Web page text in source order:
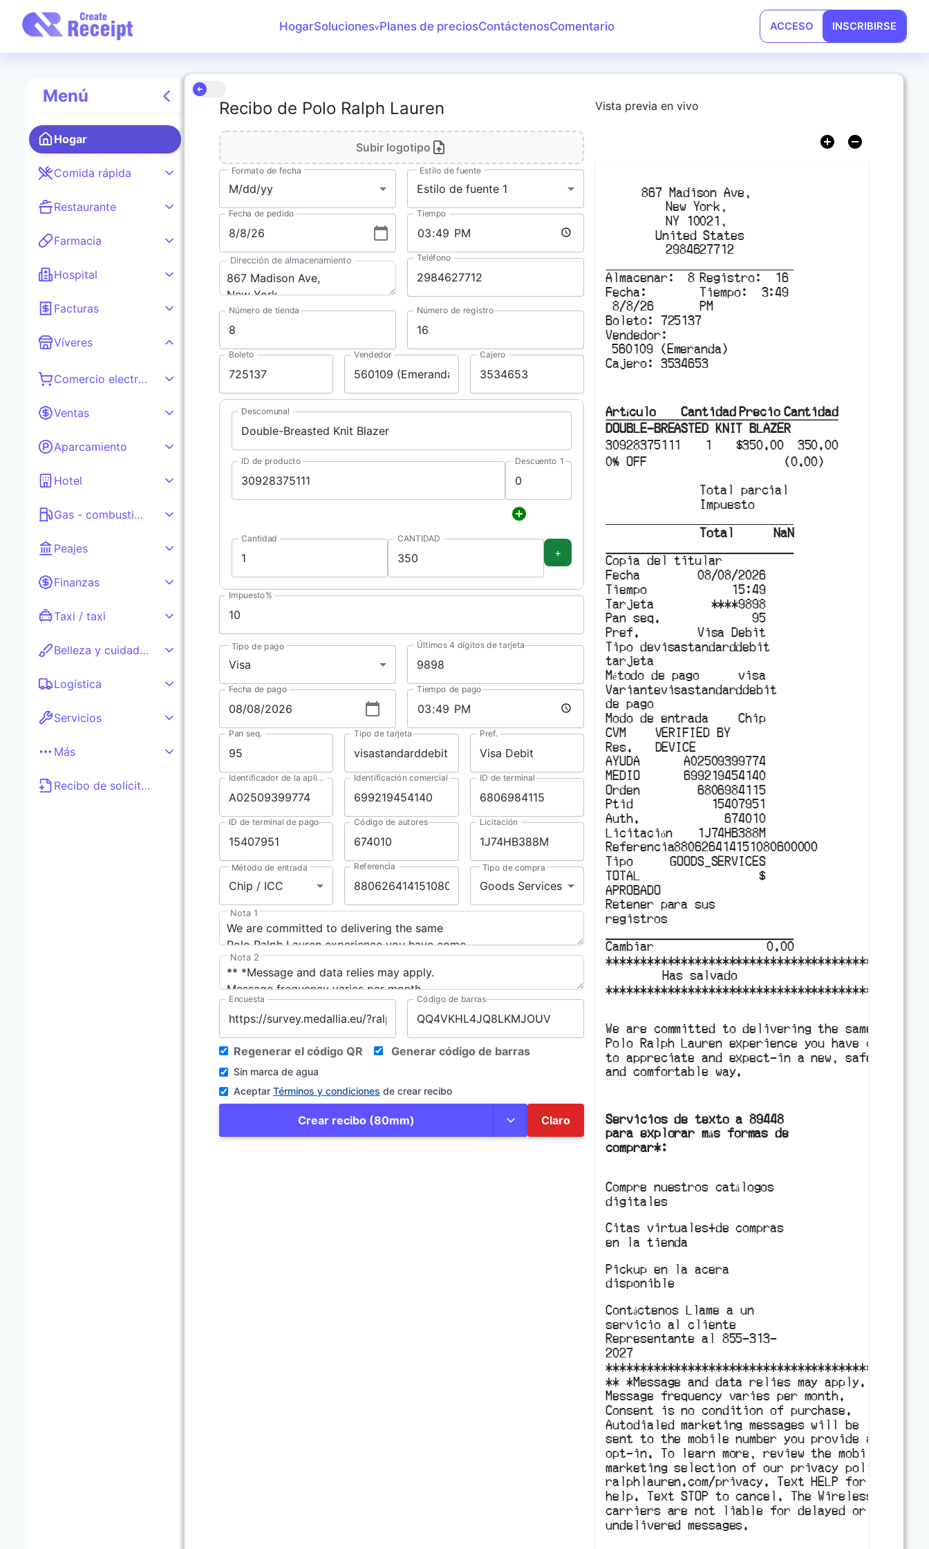
HogarSolucionesv
Generador de
Recibos
Convertidor de
extractos bancarios
Planes de preciosContáctenosComentario ACCESO INSCRIBIRSE
Menú
Hogar
Comida rápida
Restaurante
Farmacia
Hospital
Facturas
Víveres
Comercio electrónico
Ventas
Aparcamiento
Hotel
Gas - combustible
Peajes
Finanzas
Taxi / taxi
Belleza y cuidado personal
Logística
Servicios
Más
Recibo de solicitud
Recibo de Polo Ralph Lauren
Subir logotipo
Formato de fecha
M/dd/yy
Estilo de fuente
Estilo de fuente 1
Fecha de pedido Tiempo
Dirección de almacenamiento Teléfono
Número de tienda Número de registro
Boleto Vendedor Cajero
Descomunal
ID de producto Descuento 1
Cantidad CANTIDAD
+
Impuesto%
Tipo de pago
Visa
Últimos 4 dígitos de tarjeta
Fecha de pago Tiempo de pago
Pan seq. Tipo de tarjeta Pref.
Identificador de la aplicación Identificación comercial ID de terminal
ID de terminal de pago Código de autores Licitación
Método de entrada
Chip / ICC
Referencia Tipo de compra
Goods Services
Nota 1
Nota 2
Encuesta Código de barras
Regenerar el código QR Generar código de barras
Sin marca de agua
Aceptar Términos y condiciones de crear recibo
Crear recibo (80mm) Claro
Vista previa en vivo
867 Madison Ave,
New York,
NY 10021,
United States
2984627712
Almacenar:8 Registro: 16
Fecha :
8/8/26
Tiempo: 3:49
PM
Boleto: 725137
Vendedor:
560109 (Emeranda)
Cajero: 3534653
Artículo Cantidad Precio Cantidad
DOUBLE-BREASTED KNIT BLAZER
30928375111
1 $350.00 350.00
0% OFF (0.00)
Total parcial
Impuesto
Total NaN
Copia del titular
Fecha
08/08/2026
Tiempo 15:49
Tarjeta ****9898
Pan seq.
95
Pref.
Visa Debit
Tipo de
tarjeta
visastandarddebit
Método de pago
visa
Variante
de pago
visastandarddebit
Modo de entrada Chip
CVM
Res.
VERIFIED BY
DEVICE
AYUDA
A02509399774
MEDIO
699219454140
Orden 6806984115
Ptid 15407951
Auth. 674010
Licitación
1J74HB388M
Referencia880626414151080600000
Tipo GOODS_SERVICES
TOTAL $
APROBADO
Retener para sus
registros
Cambiar 0.00
****************************************
Has salvado
****************************************
We are committed to delivering the same
Polo Ralph Lauren experience you have come
to appreciate and expect-in a new, safe
and comfortable way.
Servicios de texto a 89448
para explorar más formas de
comprar*:
Compre nuestros catálogos
digitales
Citas virtuales+de compras
en la tienda
Pickup en la acera
disponible
Contáctenos Llame a un
servicio al cliente
Representante al 855-313-
2027
****************************************
** *Message and data relies may apply.
Message frequency varies per month.
Consent is no condition of purchase.
Autodialed marketing messages will be
sent to the mobile number you provide at
opt-in. To learn more, review the mobile
marketing selection of our privacy policy at
ralphlauren.com/privacy. Text HELP for
help. Text STOP to cancel. The Wireless
carriers are not liable for delayed or
undelivered messages.